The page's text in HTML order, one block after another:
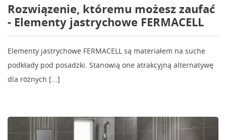
Rozwiązenie, któremu możesz zaufać
- Elementy jastrychowe FERMACELL
Elementy jastrychowe FERMACELL są materiałem na suche
podkłady pod posadzki. Stanowią one atrakcyjną alternatywę
dla różnych [...]